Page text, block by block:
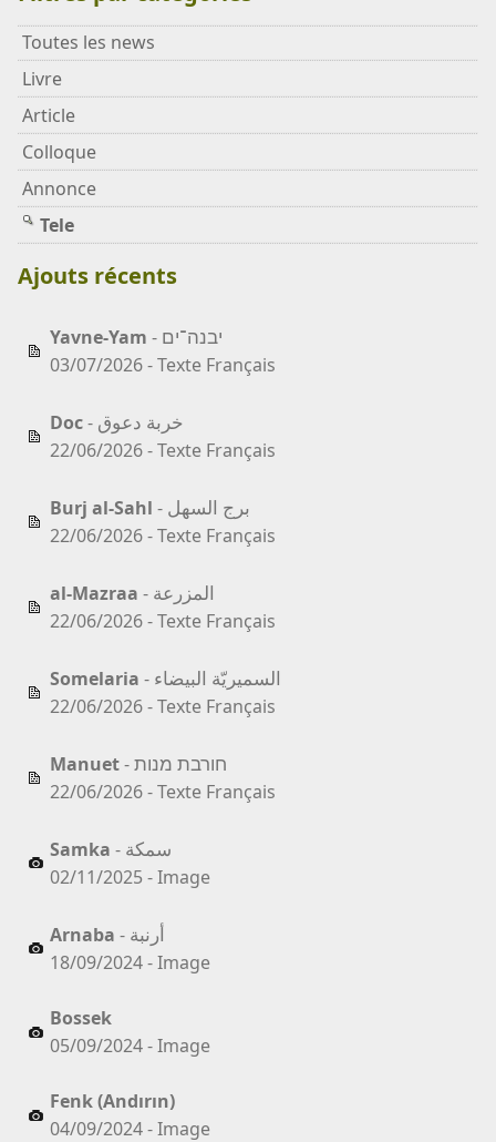
Toutes les news
Livre
Article
Colloque
Annonce
Tele
Ajouts récents
Yavne-Yam - יבנה־ים
03/07/2026 - Texte Français
Doc- خربة دعوق
22/06/2026 - Texte Français
Burj al-Sahl - برج السهل
22/06/2026 - Texte Français
al-Mazraa - المزرعة
22/06/2026 - Texte Français
Somelaria - السميريّة البيضاء
22/06/2026 - Texte Français
Manuet-חורבת מנות
22/06/2026 - Texte Français
Samka - سمكة
02/11/2025 - Image
Arnaba - أرنبة
18/09/2024 - Image
Bossek
05/09/2024 - Image
Fenk (Andırın)
04/09/2024 - Image